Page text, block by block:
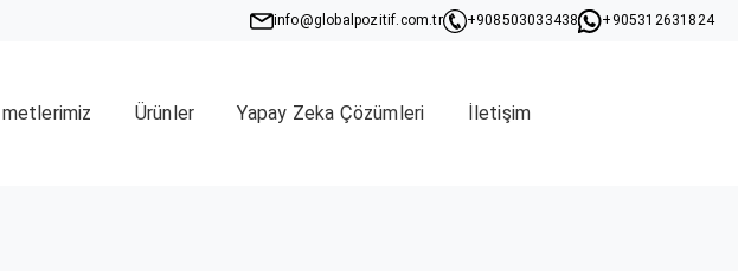
info@globalpozitif.com.tr +908503033438 +905312631824
Ürünler Yapay Zeka Çözümleri İletişim